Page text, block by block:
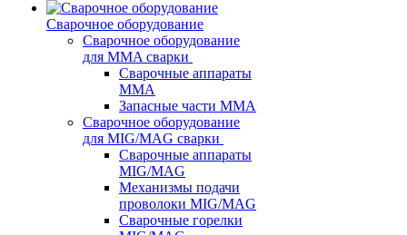
Сварочное оборудование
Сварочное оборудование
для MMA сварки
Сварочные аппараты
MMA
Запасные части MMA
Сварочное оборудование
для MIG/MAG сварки
Сварочные аппараты
MIG/MAG
Механизмы подачи
проволоки MIG/MAG
Сварочные горелки